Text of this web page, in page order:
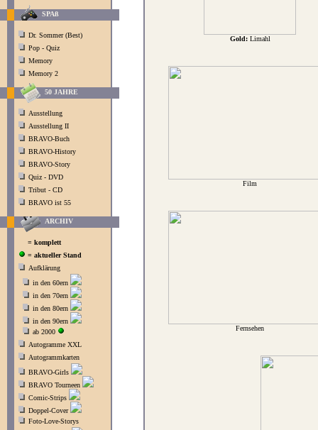
SPAß
Dr. Sommer (Best)
Pop - Quiz
Memory
Memory 2
50 JAHRE
Ausstellung
Ausstellung II
BRAVO-Buch
BRAVO-History
BRAVO-Story
Quiz - DVD
Tribut - CD
BRAVO ist 55
ARCHIV
= komplett
= aktueller Stand
Aufklärung
in den 60ern
in den 70ern
in den 80ern
in den 90ern
ab 2000
Autogramme XXL
Autogrammkarten
BRAVO-Girls
BRAVO Tourneen
Comic-Strips
Doppel-Cover
Foto-Love-Storys
Gold:Limahl
Film
Fernsehen